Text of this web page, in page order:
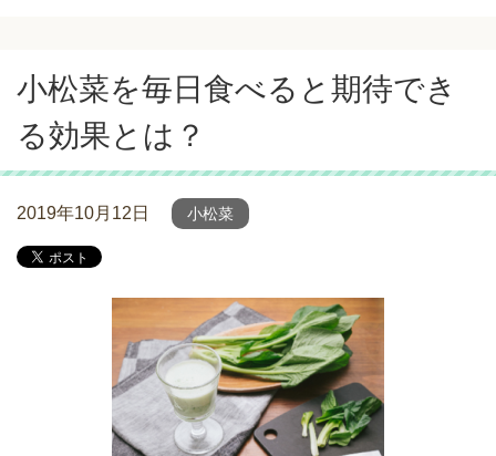
小松菜を毎日食べると期待でき
る効果とは？
2019年10月12日 小松菜